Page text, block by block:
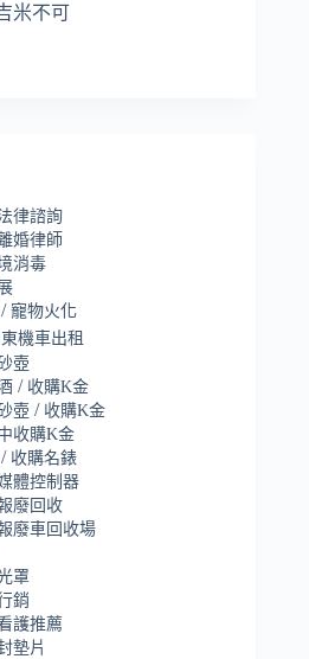
米不可
律諮詢
婚律師
消毒
/ 寵物火化
機車出租
壺
/ 收購K金
壺 / 收購K金
收購K金
/ 收購名錶
體控制器
廢回收
廢車回收場
罩
銷
護推薦
墊片